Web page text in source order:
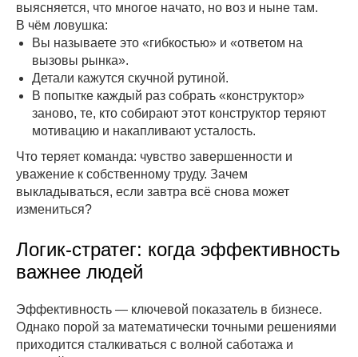
выясняется, что многое начато, но воз и ныне там.
В чём ловушка:
Вы называете это «гибкостью» и «ответом на
вызовы рынка».
Детали кажутся скучной рутиной.
В попытке каждый раз собрать «конструктор»
заново, те, кто собирают этот конструктор теряют
мотивацию и накапливают усталость.
Что теряет команда: чувство завершенности и
уважение к собственному труду. Зачем
выкладываться, если завтра всё снова может
измениться?
Логик-стратег: когда эффективность
важнее людей
Эффективность — ключевой показатель в бизнесе.
Однако порой за математически точными решениями
приходится сталкиваться с волной саботажа и